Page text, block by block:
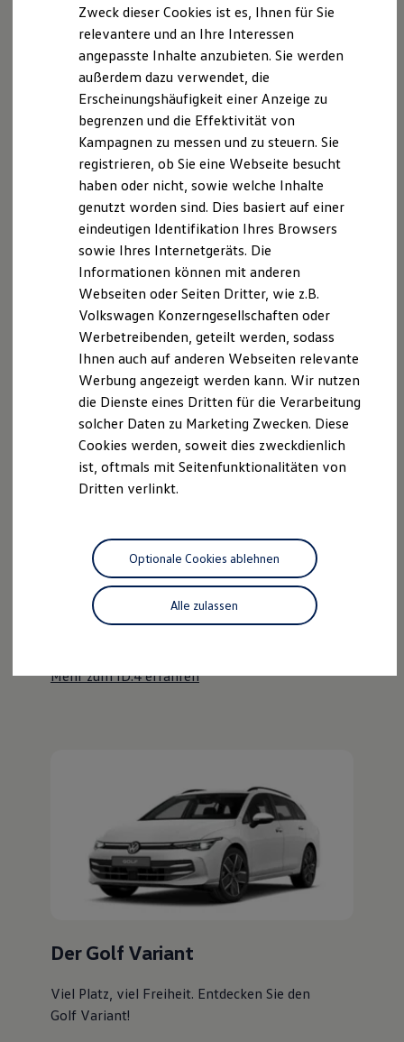
Kaufoptionen
E-Auto-Förderung
Software und Konnektivität
Die ID. Software 6
ID. Software Versionen und Updates
Digitale Extras
Schnittstellen zu Ihrem ID.
Hybridautos
Marke und Erlebnis
Volkswagen R und R Experience
R-Modelle
R Experience
Driving Experience
Volkswagen entdecken
Werkbesichtigung
Lifestyle Shop
T-Roc Kollektion
Golf Kollektion
ID. Kollektion
Volkswagen Kollektion
R-Kollektion
GTI Kollektion
Fußball Drop
we drive football
#wedriveproud
Besitzer und Service
Software Updates
Service und Ersatzteile
Motorenöl und Flüssigkeiten
Räder und Reifen
Pannen- und Unfallhilfe
Economy Service
Volkswagen Teile
Zubehör
Entertainment und Elektronik
Updates für Software, Karten und Radio
Über Ihr Auto
Kundeninformationen
Volkswagen Kundenbetreuung
Warn- und Kontrollleuchten
Assistenzsysteme
Digitale Betriebsanleitung
Magazin
Lifestyle
Familie
Elektromobilität
Volkswagen R
Der T-Cross
Wendig, flexibel, vielseitig. Entdecken Sie den
T‑Cross.
Mehr zum T-Cross erfahren
Der ID.4
Kraftvoll wie ein SUV, nachhaltig wie ein ID.
Mehr zum ID.4 erfahren
Der Golf Variant
Viel Platz, viel Freiheit. Entdecken Sie den
Golf Variant!
Zweck dieser Cookies ist es, Ihnen für Sie
relevantere und an Ihre Interessen
angepasste Inhalte anzubieten. Sie werden
außerdem dazu verwendet, die
Erscheinungshäufigkeit einer Anzeige zu
begrenzen und die Effektivität von
Kampagnen zu messen und zu steuern. Sie
registrieren, ob Sie eine Webseite besucht
haben oder nicht, sowie welche Inhalte
genutzt worden sind. Dies basiert auf einer
eindeutigen Identifikation Ihres Browsers
sowie Ihres Internetgeräts. Die
Informationen können mit anderen
Webseiten oder Seiten Dritter, wie z.B.
Volkswagen Konzerngesellschaften oder
Werbetreibenden, geteilt werden, sodass
Ihnen auch auf anderen Webseiten relevante
Werbung angezeigt werden kann. Wir nutzen
die Dienste eines Dritten für die Verarbeitung
solcher Daten zu Marketing Zwecken. Diese
Cookies werden, soweit dies zweckdienlich
ist, oftmals mit Seitenfunktionalitäten von
Dritten verlinkt.
Alle zulassen
Optionale Cookies ablehnen